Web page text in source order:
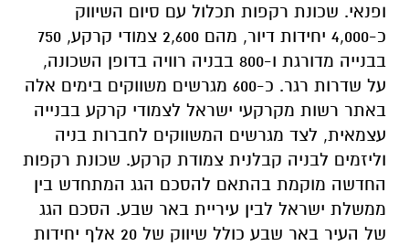
ופנאי. שכונת רקפות תכלול עם סיום השיווק
כ-4,000 יחידות דיור, מהם 2,600 צמודי קרקע, 750
בבנייה מדורגת ו-800 בבניה רוויה בדופן השכונה,
על שדרות רגר. כ-600 מגרשים משווקים בימים אלה
באתר רשות מקרקעי ישראל לצמודי קרקע בבנייה
עצמאית, לצד מגרשים המשווקים לחברות בניה
וליזמים לבניה קבלנית צמודת קרקע. שכונת רקפות
החדשה מוקמת בהתאם להסכם הגג המתחדש בין
ממשלת ישראל לבין עיריית באר שבע. הסכם הגג
של העיר באר שבע כולל שיווק של 20 אלף יחידות